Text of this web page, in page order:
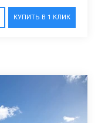
КУПИТЬ В 1 КЛИК